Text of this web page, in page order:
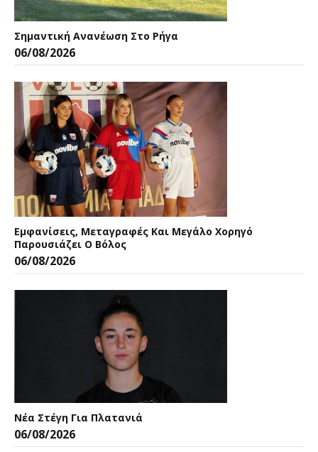
Σημαντική Ανανέωση Στο Ρήγα
06/08/2026
Εμφανίσεις, Μεταγραφές Και Μεγάλο Χορηγό
Παρουσιάζει Ο Βόλος
06/08/2026
Νέα Στέγη Για Πλατανιά
06/08/2026